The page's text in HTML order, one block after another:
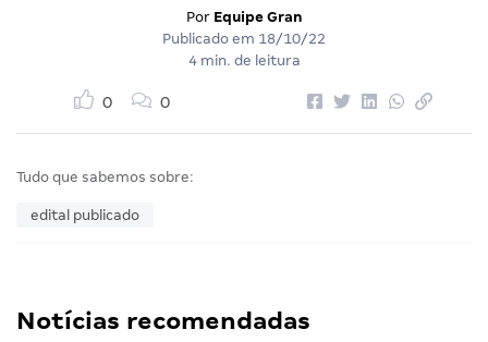
Por Equipe Gran
Publicado em 18/10/22
4 min. de leitura
0 0
Tudo que sabemos sobre:
edital publicado
Notícias recomendadas